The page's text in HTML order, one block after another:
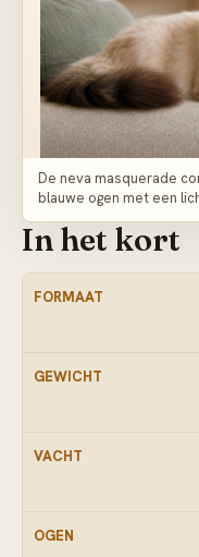
De neva masquerade
blauwe ogen met een
In het kort
FORMAAT
GEWICHT
VACHT
OGEN